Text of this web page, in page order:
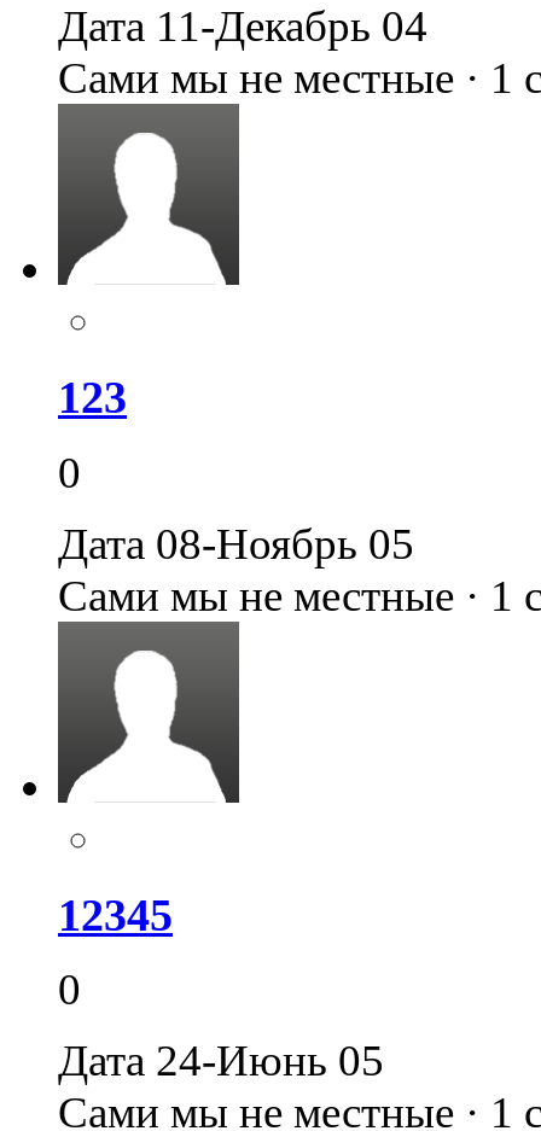
Дата 11-Декабрь 04
Сами мы не местные · 1
123
0
Дата 08-Ноябрь 05
Сами мы не местные · 1
12345
0
Дата 24-Июнь 05
Сами мы не местные · 1